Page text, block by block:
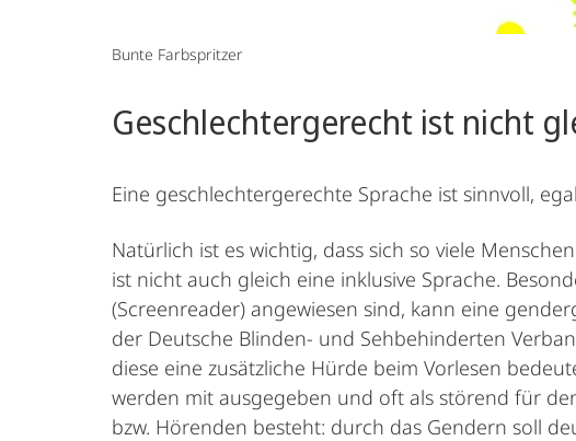
Bunte Farbspritzer
Geschlechtergerecht ist nicht
Eine geschlechtergerechte Sprache ist sinnvoll,
Natürlich ist es wichtig, dass sich so viele
ist nicht auch gleich eine inklusive Sprache.
(Screenreader) angewiesen sind, kann eine
der Deutsche Blinden- und Sehbehinderten
diese eine zusätzliche Hürde beim Vorlesen
werden mit ausgegeben und oft als störend für
bzw. Hörenden besteht: durch das Gendern soll